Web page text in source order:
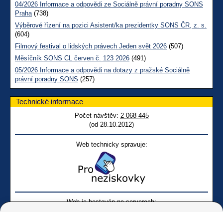
04/2026 Informace a odpovědi ze Sociálně právní poradny SONS
Praha(738)
Výběrové řízení na pozici Asistent/ka prezidentky SONS ČR, z. s.
(604)
Filmový festival o lidských právech Jeden svět 2026 (507)
Měsíčník SONS CL červen č. 123 2026 (491)
05/2026 Informace a odpovědi na dotazy z pražské Sociálně
právní poradny SONS (257)
Technické informace
Počet návštěv: 2 068 445
(od 28.10.2012)
Web technicky spravuje:
Web je hostován na serverech: